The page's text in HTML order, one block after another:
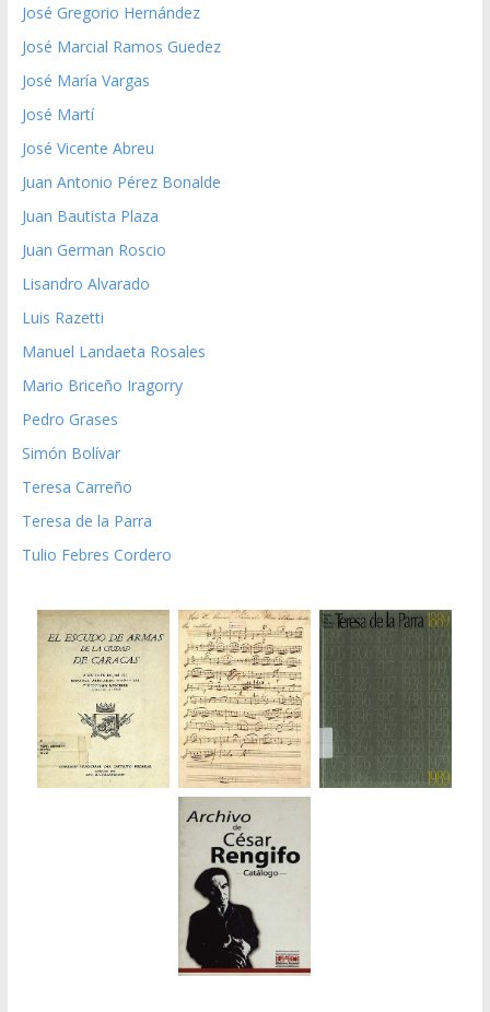
José Gregorio Hernández
José Marcial Ramos Guedez
José María Vargas
José Martí
José Vicente Abreu
Juan Antonio Pérez Bonalde
Juan Bautista Plaza
Juan German Roscio
Lisandro Alvarado
Luis Razetti
Manuel Landaeta Rosales
Mario Briceño Iragorry
Pedro Grases
Simón Bolívar
Teresa Carreño
Teresa de la Parra
Tulio Febres Cordero